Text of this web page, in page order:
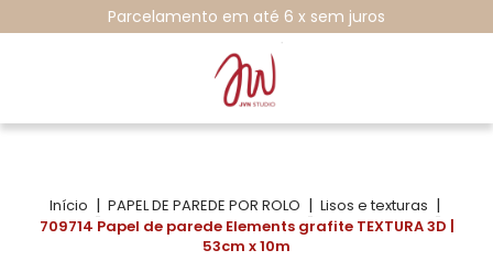
Parcelamento em até 6 x sem juros
Início | PAPEL DE PAREDE POR ROLO | Lisos e texturas |
709714 Papel de parede Elements grafite TEXTURA 3D |
53cm x 10m